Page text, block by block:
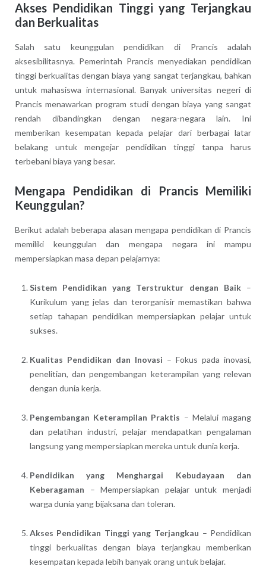
Akses Pendidikan Tinggi yang Terjangkau
dan Berkualitas
Salah satu keunggulan pendidikan di Prancis adalah
aksesibilitasnya. Pemerintah Prancis menyediakan pendidikan
tinggi berkualitas dengan biaya yang sangat terjangkau, bahkan
untuk mahasiswa internasional. Banyak universitas negeri di
Prancis menawarkan program studi dengan biaya yang sangat
rendah dibandingkan dengan negara-negara lain. Ini
memberikan kesempatan kepada pelajar dari berbagai latar
belakang untuk mengejar pendidikan tinggi tanpa harus
terbebani biaya yang besar.
Mengapa Pendidikan di Prancis Memiliki
Keunggulan?
Berikut adalah beberapa alasan mengapa pendidikan di Prancis
memiliki keunggulan dan mengapa negara ini mampu
mempersiapkan masa depan pelajarnya:
Sistem Pendidikan yang Terstruktur dengan Baik–
Kurikulum yang jelas dan terorganisir memastikan bahwa
setiap tahapan pendidikan mempersiapkan pelajar untuk
sukses.
Kualitas Pendidikan dan Inovasi – Fokus pada inovasi,
penelitian, dan pengembangan keterampilan yang relevan
dengan dunia kerja.
Pengembangan Keterampilan Praktis – Melalui magang
dan pelatihan industri, pelajar mendapatkan pengalaman
langsung yang mempersiapkan mereka untuk dunia kerja.
Pendidikan yang Menghargai Kebudayaan dan
Keberagaman – Mempersiapkan pelajar untuk menjadi
warga dunia yang bijaksana dan toleran.
Akses Pendidikan Tinggi yang Terjangkau – Pendidikan
tinggi berkualitas dengan biaya terjangkau memberikan
kesempatan kepada lebih banyak orang untuk belajar.